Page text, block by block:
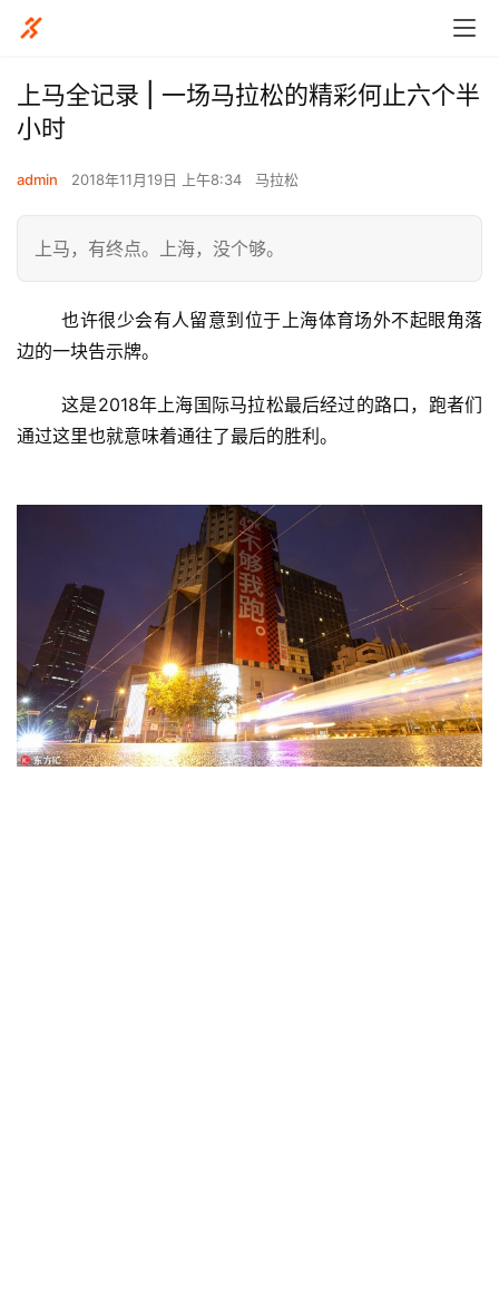
上马全记录 | 一场马拉松的精彩何止六个半
小时
admin 2018年11月19日 上午8:34 马拉松
上马，有终点。上海，没个够。
也许很少会有人留意到位于上海体育场外不起眼角落
边的一块告示牌。
	这是2018年上海国际马拉松最后经过的路口，跑者们
通过这里也就意味着通往了最后的胜利。